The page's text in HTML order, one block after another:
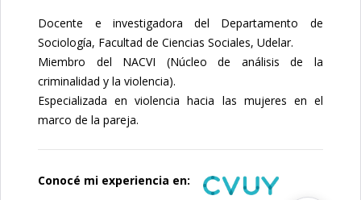
Docente e investigadora del Departamento de
Sociología, Facultad de Ciencias Sociales, Udelar.
Miembro del NACVI (Núcleo de análisis de la
criminalidad y la violencia).
Especializada en violencia hacia las mujeres en el
marco de la pareja.
Conocé mi experiencia en: